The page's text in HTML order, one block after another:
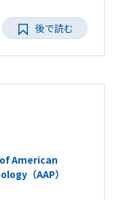
後で読む
American
（AAP）